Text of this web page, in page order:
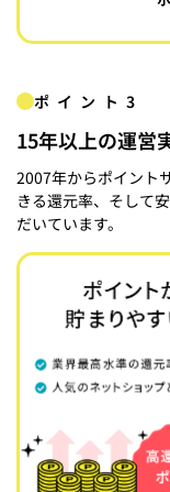
ポイント3
15年以上の運営
2007年からポイント
きる還元率、そして
だいています。